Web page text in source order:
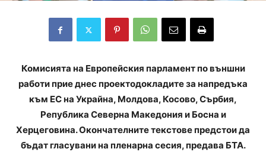
Комисията на Европейския парламент по външни
работи прие днес проектодокладите за напредъка
към ЕС на Украйна, Молдова, Косово, Сърбия,
Република Северна Македония и Босна и
Херцеговина. Окончателните текстове предстои да
бъдат гласувани на пленарна сесия, предава БТА.